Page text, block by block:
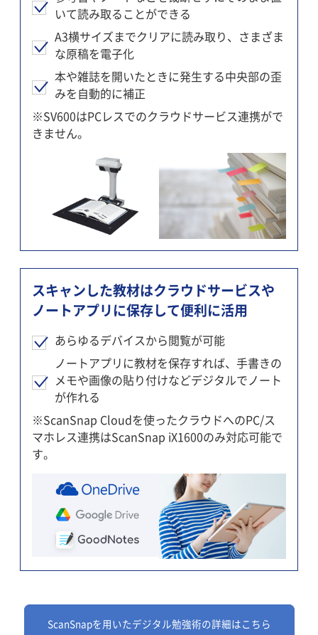
いて読み取ることができる
A3横サイズまでクリアに読み取り、さまざま
な原稿を電子化
本や雑誌を開いたときに発生する中央部の歪
みを自動的に補正
※SV600はPCレスでのクラウドサービス連携がで
きません。
スキャンした教材はクラウドサービスや
ノートアプリに保存して便利に活用
あらゆるデバイスから閲覧が可能
ノートアプリに教材を保存すれば、手書きの
メモや画像の貼り付けなどデジタルでノート
が作れる
※ScanSnap Cloudを使ったクラウドへのPC/ス
マホレス連携はScanSnap iX1600のみ対応可能で
す。
ScanSnapを用いたデジタル勉強術の詳細はこちら